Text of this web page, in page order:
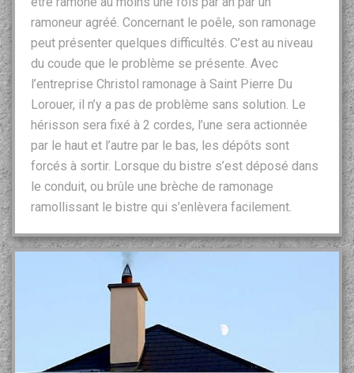
ramoneur agréé. Concernant le poêle, son ramonage
peut présenter quelques difficultés. C’est au niveau
du coude que le problème se présente. Avec
l’entreprise Christol ramonage à Saint Pierre Du
Lorouer, il n’y a pas de problème sans solution. Le
hérisson sera fixé à 2 cordes, l’une sera actionnée
par le haut et l’autre par le bas, les dépôts sont
forcés à sortir. Lorsque du bistre s’est déposé dans
le conduit, ou brûle une brèche de ramonage
ramollissant le bistre qui s’enlèvera facilement.